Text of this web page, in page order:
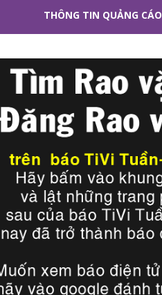
THÔNG TIN QUẢNG CÁO